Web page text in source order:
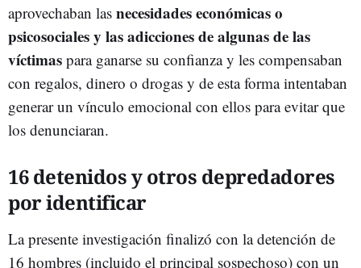
aprovechaban las necesidades económicas o
psicosociales y las adicciones de algunas de las
víctimas para ganarse su confianza y les compensaban
con regalos, dinero o drogas y de esta forma intentaban
generar un vínculo emocional con ellos para evitar que
los denunciaran.
16 detenidos y otros depredadores
por identificar
La presente investigación finalizó con la detención de
16 hombres (incluido el principal sospechoso) con un